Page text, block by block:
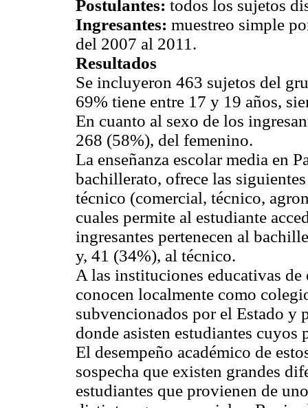
Postulantes: todos los sujetos
Ingresantes: muestreo simple
del 2007 al 2011.
Resultados
Se incluyeron 463 sujetos del
69% tiene entre 17 y 19 años,
En cuanto al sexo de los
268 (58%), del femenino.
La enseñanza escolar media en
bachillerato, ofrece las
técnico (comercial, técnico,
cuales permite al estudiante
ingresantes pertenecen al
y, 41 (34%), al técnico.
A las instituciones educativas de
conocen localmente como
subvencionados por el Estado y
donde asisten estudiantes
El desempeño académico de
sospecha que existen grandes
estudiantes que provienen de